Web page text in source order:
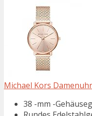
Michael Kors
38 -mm -